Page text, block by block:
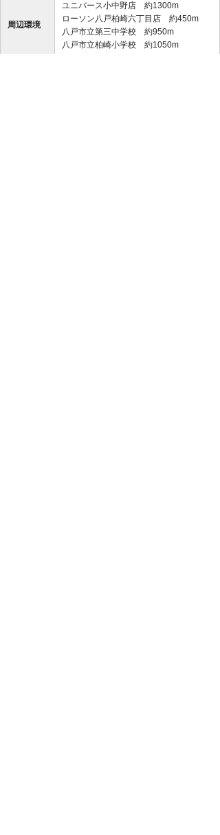
周辺環境
ユニバース小中野店 約1300m
ローソン八戸柏崎六丁目店 約450m
八戸市立第三中学校 約950m
八戸市立柏崎小学校 約1050m